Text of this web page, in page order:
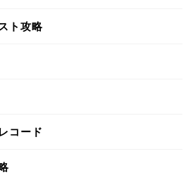
ト攻略
コード